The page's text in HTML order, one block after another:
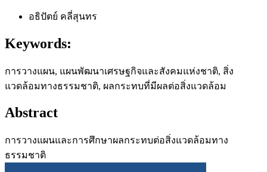
อธิปัตย์ คลี่สุนทร
Keywords:
การวางแผน, แผนพัฒนาเศรษฐกิจและสังคมแห่งชาติ, สิ่ง
แวดล้อมทางธรรมชาติ, ผลกระทบที่มีผลต่อสิ่งแวดล้อม
Abstract
การวางแผนและการศึกษาผลกระทบต่อสิ่งแวดล้อมทาง
ธรรมชาติ